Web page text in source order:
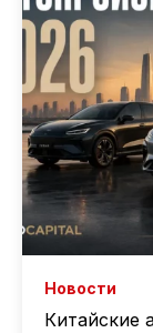
Новости
Китайские